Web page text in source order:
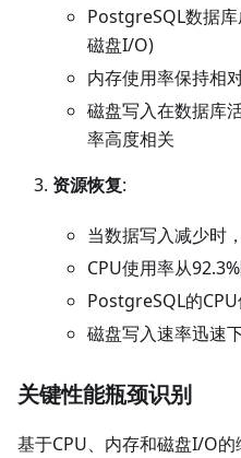
PostgreSQL数据
磁盘I/O)
内存使用率保持相
磁盘写入在数据库
率高度相关
资源恢复:
当数据写入减少时
CPU使用率从
PostgreSQL的
磁盘写入速率迅速
关键性能瓶颈识别
基于CPU、内存和磁盘I/O